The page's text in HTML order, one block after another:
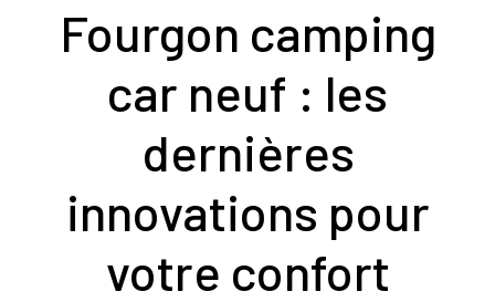
Fourgon camping
car neuf : les
dernières
innovations pour
votre confort